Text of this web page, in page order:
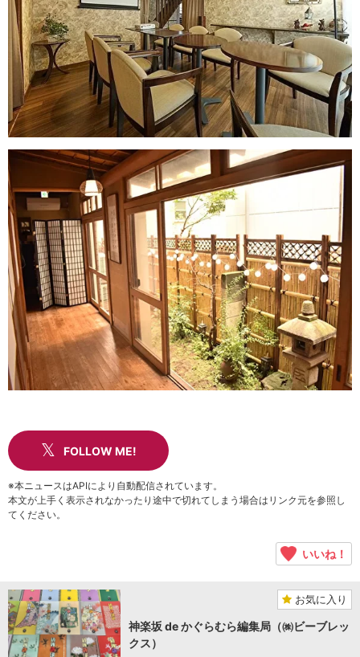
FOLLOW ME!
※本ニュースはAPIにより自動配信されています。
本文が上手く表示されなかったり途中で切れてしまう場合はリンク元を参照し
てください。
いいね！
お気に入り
神楽坂 de かぐらむら編集局（㈱ビーブレッ
クス）